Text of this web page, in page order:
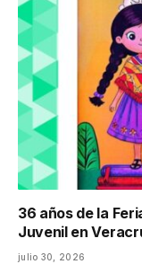
36 años de la
Juvenil en
julio 30, 2026